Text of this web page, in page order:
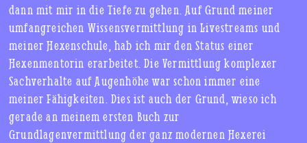
dann mit mir in die Tiefe zu gehen. Auf Grund meiner
umfangreichen Wissensvermittlung in Livestreams und
meiner Hexenschule, hab ich mir den Status einer
Hexenmentorin erarbeitet. Die Vermittlung komplexer
Sachverhalte auf Augenhöhe war schon immer eine
meiner Fähigkeiten. Dies ist auch der Grund, wieso ich
gerade an meinem ersten Buch zur
Grundlagenvermittlung der ganz modernen Hexerei